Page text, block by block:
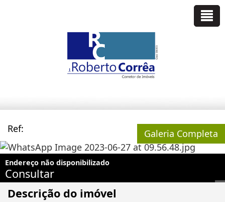
Ref: Galeria Completa
Endereço não disponibilizado
Consultar
Descrição do imóvel